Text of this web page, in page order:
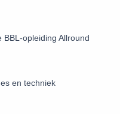
BBL-opleiding Allround
en techniek